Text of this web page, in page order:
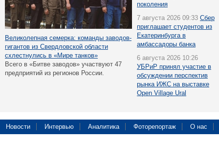
Великолепная семерка: команды заводов-
гигантов из Свердловской области
схлестнулись в «Мире танков»
Всего в «Битве заводов» участвуют 47
предприятий из регионов России.
поколения
7 августа 2026 09:33 Сбер
приглашает студентов из
Екатеринбурга в
амбассадоры банка
6 августа 2026 10:26
УБРиР принял участие в
обсуждении перспектив
рынка ИЖС на выставке
Open Village Ural
Новости Интервью Аналитика Фоторепортаж О нас